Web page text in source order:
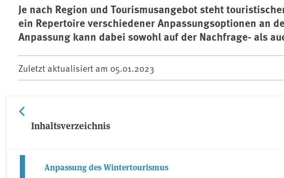
Je nach Region und Tourismusangebot steht
ein Repertoire verschiedener Anpassungsoptionen an
Anpassung kann dabei sowohl auf der Nachfrage- als
Zuletzt aktualisiert am 05.01.2023
Inhaltsverzeichnis
Anpassung des Wintertourismus